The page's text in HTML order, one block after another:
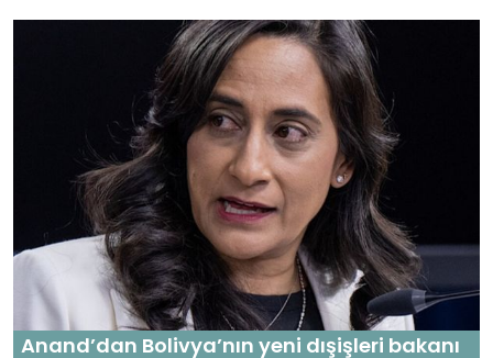
Anand’dan Bolivya’nın yeni dışişleri bakanı